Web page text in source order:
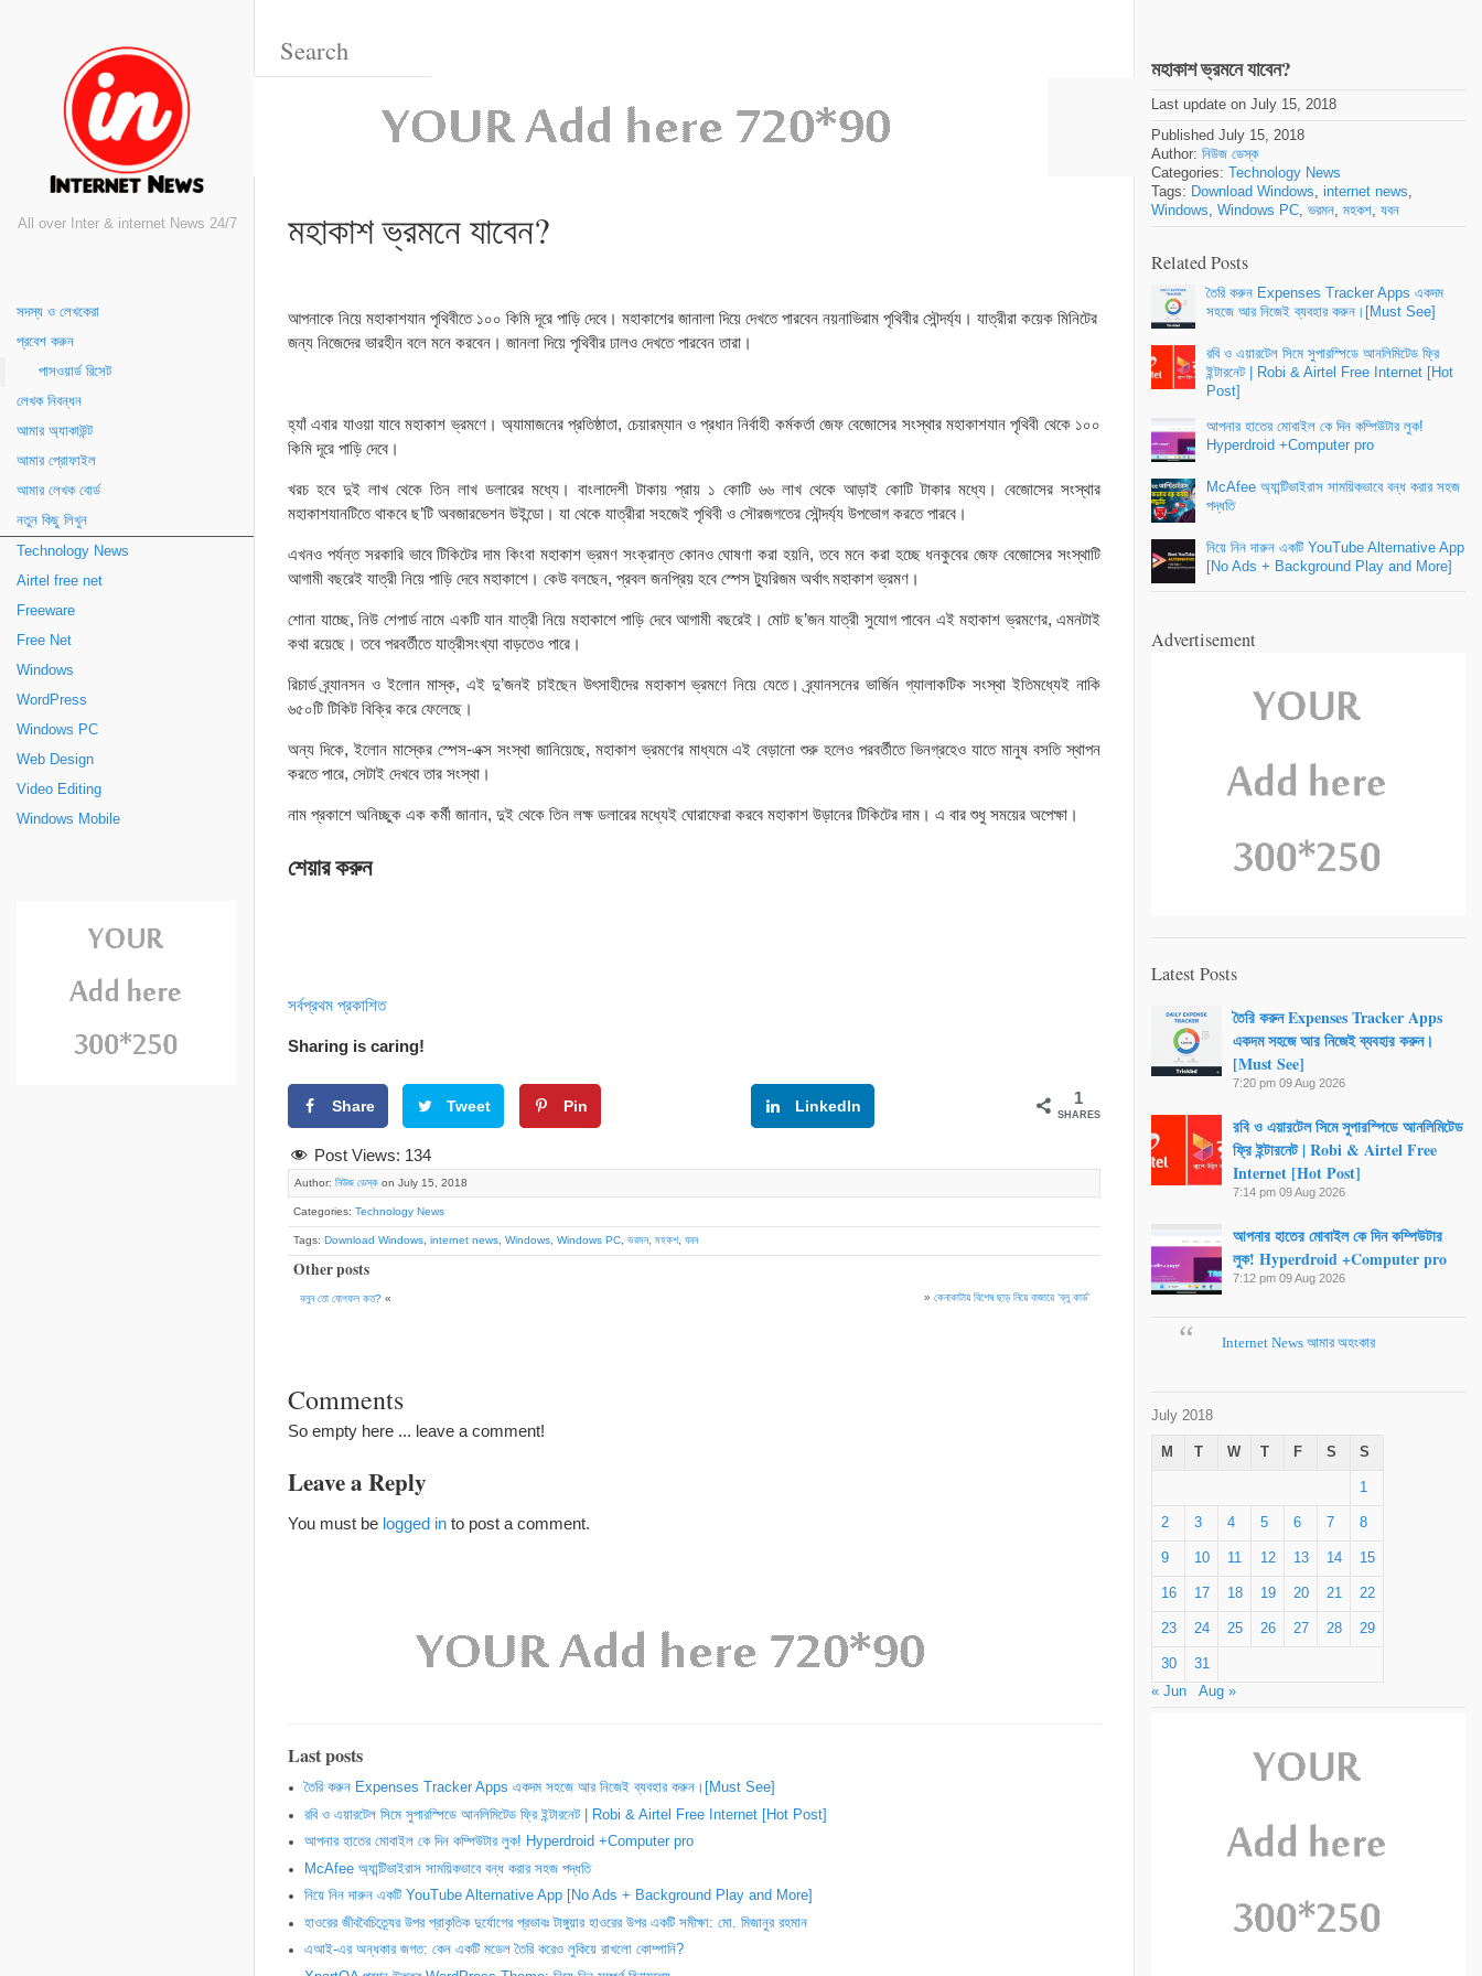
All over Inter & internet News 24/7
সদস্য ও লেখকেরা
প্রবেশ করুন
পাসওয়ার্ড রিসেট
লেখক নিবন্ধন
আমার অ্যাকাউন্ট
আমার প্রোফাইল
আমার লেখক বোর্ড
নতুন কিছু লিখুন
Technology News
Airtel free net
Freeware
Free Net
Windows
WordPress
Windows PC
Web Design
Video Editing
Windows Mobile
মহাকাশ ভ্রমনে যাবেন?
আপনাকে নিয়ে মহাকাশযান পৃথিবীতে ১০০ কিমি দূরে পাড়ি দেবে। মহাকাশের জানালা দিয়ে দেখতে পারবেন নয়নাভিরাম পৃথিবীর সৌন্দর্য্য। যাত্রীরা কয়েক মিনিটের
জন্য নিজেদের ভারহীন বলে মনে করবেন। জানলা দিয়ে পৃথিবীর ঢালও দেখতে পারবেন তারা।
হ্যাঁ এবার যাওয়া যাবে মহাকাশ ভ্রমণে। অ্যামাজনের প্রতিষ্ঠাতা, চেয়ারম্যান ও প্রধান নির্বাহী কর্মকর্তা জেফ বেজোসের সংস্থার মহাকাশযান পৃথিবী থেকে ১০০
কিমি দূরে পাড়ি দেবে।
খরচ হবে দুই লাখ থেকে তিন লাখ ডলারের মধ্যে। বাংলাদেশী টাকায় প্রায় ১ কোটি ৬৬ লাখ থেকে আড়াই কোটি টাকার মধ্যে। বেজোসের সংস্থার
মহাকাশযানটিতে থাকবে ছ’টি অবজারভেশন উইন্ডো। যা থেকে যাত্রীরা সহজেই পৃথিবী ও সৌরজগতের সৌন্দর্য্য উপভোগ করতে পারবে।
এখনও পর্যন্ত সরকারি ভাবে টিকিটের দাম কিংবা মহাকাশ ভ্রমণ সংক্রান্ত কোনও ঘোষণা করা হয়নি, তবে মনে করা হচ্ছে ধনকুবের জেফ বেজোসের সংস্থাটি
আগামী বছরেই যাত্রী নিয়ে পাড়ি দেবে মহাকাশে। কেউ বলছেন, প্রবল জনপ্রিয় হবে স্পেস ট্যুরিজম অর্থাৎ মহাকাশ ভ্রমণ।
শোনা যাচ্ছে, নিউ শেপার্ড নামে একটি যান যাত্রী নিয়ে মহাকাশে পাড়ি দেবে আগামী বছরেই। মোট ছ’জন যাত্রী সুযোগ পাবেন এই মহাকাশ ভ্রমণের, এমনটাই
কথা রয়েছে। তবে পরবর্তীতে যাত্রীসংখ্যা বাড়তেও পারে।
রিচার্ড ব্র্যানসন ও ইলোন মাস্ক, এই দু’জনই চাইছেন উৎসাহীদের মহাকাশ ভ্রমণে নিয়ে যেতে। ব্র্যানসনের ভার্জিন গ্যালাকটিক সংস্থা ইতিমধ্যেই নাকি
৬৫০টি টিকিট বিক্রি করে ফেলেছে।
অন্য দিকে, ইলোন মাস্কের স্পেস-এক্স সংস্থা জানিয়েছে, মহাকাশ ভ্রমণের মাধ্যমে এই বেড়ানো শুরু হলেও পরবর্তীতে ভিনগ্রহেও যাতে মানুষ বসতি স্থাপন
করতে পারে, সেটাই দেখবে তার সংস্থা।
নাম প্রকাশে অনিচ্ছুক এক কর্মী জানান, দুই থেকে তিন লক্ষ ডলারের মধ্যেই ঘোরাফেরা করবে মহাকাশ উড়ানের টিকিটের দাম। এ বার শুধু সময়ের অপেক্ষা।
শেয়ার করুন
সর্বপ্রথম প্রকাশিত
Sharing is caring!
Share Tweet Pin LinkedIn 1
SHARES
Post Views: 134
Author: নিউজ ডেস্ক on July 15, 2018
Categories: Technology News
Tags: Download Windows, internet news, Windows, Windows PC, ভরমন, মহকশ, যবন
Other posts
বলুন তো যোগফল কত? « » কেনাকাটায় বিশেষ ছাড় নিয়ে বাজারে ‘ব্লু কার্ড’
Comments
So empty here ... leave a comment!
Leave a Reply
You must be logged in to post a comment.
Last posts
তৈরি করুন Expenses Tracker Apps একদম সহজে আর নিজেই ব্যবহার করুন।[Must See]
রবি ও এয়ারটেল সিমে সুপারস্পিডে আনলিমিটেড ফ্রি ইন্টারনেট | Robi & Airtel Free Internet [Hot Post]
আপনার হাতের মোবাইল কে দিন কম্পিউটার লুক! Hyperdroid +Computer pro
McAfee অ্যান্টিভাইরাস সাময়িকভাবে বন্ধ করার সহজ পদ্ধতি
নিয়ে নিন দারুন একটি YouTube Alternative App [No Ads + Background Play and More]
হাওরের জীববৈচিত্র্যের উপর প্রাকৃতিক দুর্যোগের প্রভাবঃ টাঙ্গুয়ার হাওরের উপর একটি সমীক্ষা: মো. মিজানুর রহমান
এআই-এর অন্ধকার জগত: কেন একটি মডেল তৈরি করেও লুকিয়ে রাখলো কোম্পানি?
মহাকাশ ভ্রমনে যাবেন?
Last update on July 15, 2018
Published July 15, 2018
Author: নিউজ ডেস্ক
Categories: Technology News
Tags: Download Windows internet news
Windows
Windows PC ভরমন মহকশ যবন
Related Posts
তৈরি করুন Expenses Tracker Apps একদম
সহজে আর নিজেই ব্যবহার করুন।[Must See]
রবি ও এয়ারটেল সিমে সুপারস্পিডে আনলিমিটেড ফ্রি
ইন্টারনেট | Robi & Airtel Free Internet [Hot
Post]
আপনার হাতের মোবাইল কে দিন কম্পিউটার লুক!
Hyperdroid +Computer pro
McAfee অ্যান্টিভাইরাস সাময়িকভাবে বন্ধ করার সহজ
পদ্ধতি
নিয়ে নিন দারুন একটি YouTube Alternative App
[No Ads + Background Play and More]
Advertisement
Latest Posts
তৈরি করুন Expenses Tracker Apps
একদম সহজে আর নিজেই ব্যবহার করুন।
[Must See]
7:20 pm 09 Aug 2026
রবি ও এয়ারটেল সিমে সুপারস্পিডে আনলিমিটেড
ফ্রি ইন্টারনেট | Robi & Airtel Free
Internet [Hot Post]
7:14 pm 09 Aug 2026
আপনার হাতের মোবাইল কে দিন কম্পিউটার
লুক! Hyperdroid +Computer pro
7:12 pm 09 Aug 2026
Internet News আমার অহংকার
July 2018
M T W T F S S
1
2 3 4 5 6 7 8
9 10 11 12 13 14 15
16 17 18 19 20 21 22
23 24 25 26 27 28 29
30
31
« Jun
Aug »